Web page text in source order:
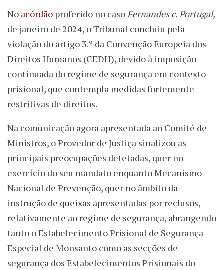
No acórdão proferido no casoFernandes c. Portugal,
de janeiro de 2024, o Tribunal concluiu pela
violação do artigo 3.º da Convenção Europeia dos
Direitos Humanos (CEDH), devido à imposição
continuada do regime de segurança em contexto
prisional, que contempla medidas fortemente
restritivas de direitos.
Na comunicação agora apresentada ao Comité de
Ministros, o Provedor de Justiça sinalizou as
principais preocupações detetadas, quer no
exercício do seu mandato enquanto Mecanismo
Nacional de Prevenção, quer no âmbito da
instrução de queixas apresentadas por reclusos,
relativamente ao regime de segurança, abrangendo
tanto o Estabelecimento Prisional de Segurança
Especial de Monsanto como as secções de
segurança dos Estabelecimentos Prisionais do